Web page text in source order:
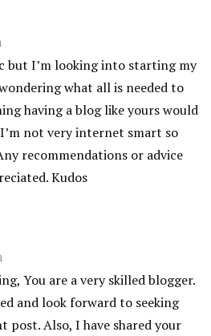
but I’m looking into starting my
what all is needed to
having a blog like yours would
not very internet smart so
recommendations or advice
Kudos
You are a very skilled blogger.
and look forward to seeking
post. Also, I have shared your